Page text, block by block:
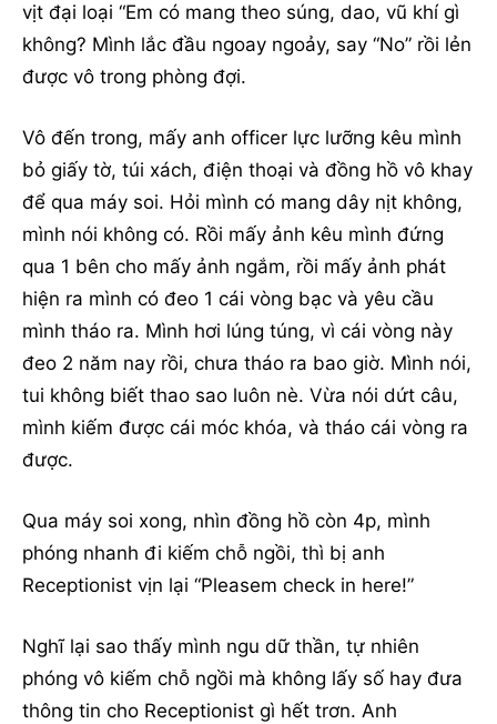
vịt đại loại “Em có mang theo súng, dao, vũ khí gì
không? Mình lắc đầu ngoay ngoảy, say “No” rồi lẻn
được vô trong phòng đợi.
Vô đến trong, mấy anh officer lực lưỡng kêu mình
bỏ giấy tờ, túi xách, điện thoại và đồng hồ vô khay
để qua máy soi. Hỏi mình có mang dây nịt không,
mình nói không có. Rồi mấy ảnh kêu mình đứng
qua 1 bên cho mấy ảnh ngắm, rồi mấy ảnh phát
hiện ra mình có đeo 1 cái vòng bạc và yêu cầu
mình tháo ra. Mình hơi lúng túng, vì cái vòng này
đeo 2 năm nay rồi, chưa tháo ra bao giờ. Mình nói,
tui không biết thao sao luôn nè. Vừa nói dứt câu,
mình kiếm được cái móc khóa, và tháo cái vòng ra
được.
Qua máy soi xong, nhìn đồng hồ còn 4p, mình
phóng nhanh đi kiếm chỗ ngồi, thì bị anh
Receptionist vịn lại “Pleasem check in here!”
Nghĩ lại sao thấy mình ngu dữ thần, tự nhiên
phóng vô kiếm chỗ ngồi mà không lấy số hay đưa
thông tin cho Receptionist gì hết trơn. Anh